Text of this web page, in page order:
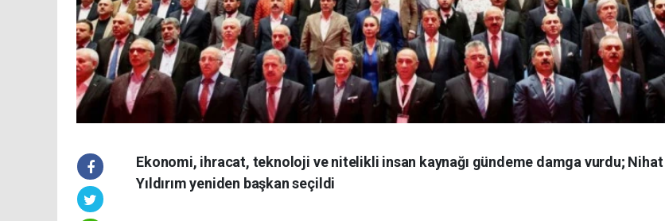
Ekonomi, ihracat, teknoloji ve nitelikli insan kaynağı gündeme damga vurdu; Nihat
Yıldırım yeniden başkan seçildi